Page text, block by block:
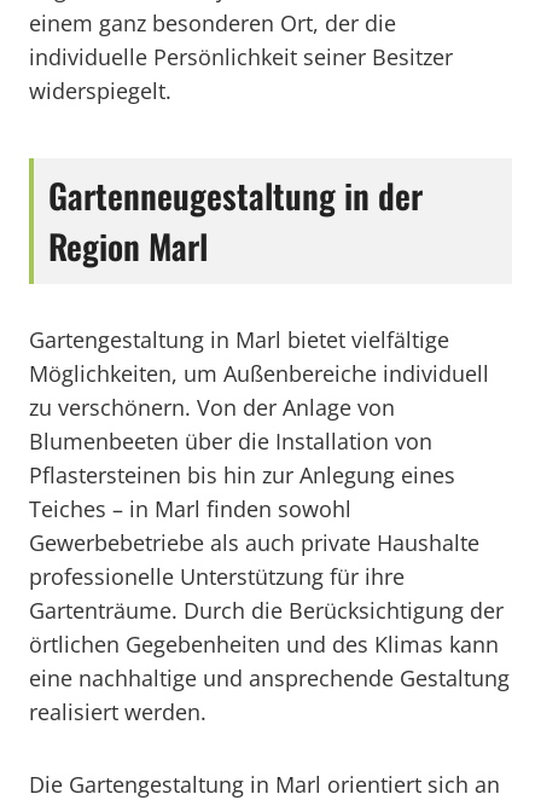
einem ganz besonderen Ort, der die
individuelle Persönlichkeit seiner Besitzer
widerspiegelt.
Gartenneugestaltung in der
Region Marl
Gartengestaltung in Marl bietet vielfältige
Möglichkeiten, um Außenbereiche individuell
zu verschönern. Von der Anlage von
Blumenbeeten über die Installation von
Pflastersteinen bis hin zur Anlegung eines
Teiches – in Marl finden sowohl
Gewerbebetriebe als auch private Haushalte
professionelle Unterstützung für ihre
Gartenträume. Durch die Berücksichtigung der
örtlichen Gegebenheiten und des Klimas kann
eine nachhaltige und ansprechende Gestaltung
realisiert werden.
Die Gartengestaltung in Marl orientiert sich an